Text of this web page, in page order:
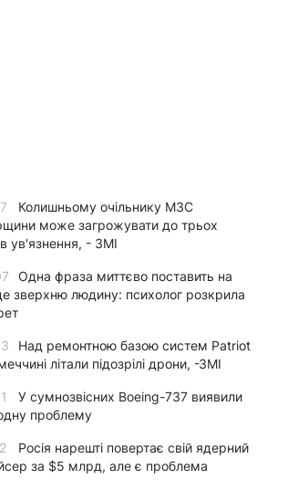
Колишньому очільнику МЗС
може загрожувати до трьох
ув'язнення, - ЗМІ
Одна фраза миттєво поставить на
зверхню людину: психолог розкрила
Над ремонтною базою систем Patriot
літали підозрілі дрони, -ЗМІ
У сумнозвісних Boeing-737 виявили
проблему
Росія нарешті повертає свій ядерний
за $5 млрд, але є проблема